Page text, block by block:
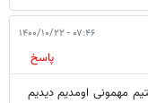
۰۷:۴۶ - ۱۴۰۰/۱۰/۲۲
پاسخ
مهمونی اومدیم دیدیم